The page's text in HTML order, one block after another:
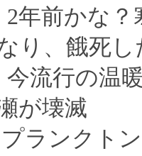
2年前かな
り、餓死し
今流行の温
が壊滅
ランクトン